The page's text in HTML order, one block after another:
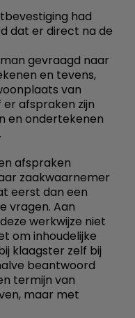
had
dat er direct na de
gevraagd naar
en tevens,
van
afspraken zijn
en ondertekenen
afspraken
zaakwaarnemer
eerst dan een
vragen. Aan
werkwijze niet
om inhoudelijke
klaagster zelf bij
beantwoord
termijn van
maar met